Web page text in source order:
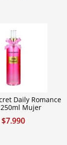
Daily Romance
Mujer
$7.990